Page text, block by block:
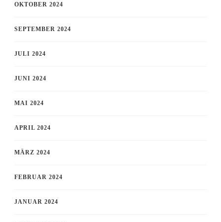
OKTOBER 2024
SEPTEMBER 2024
JULI 2024
JUNI 2024
MAI 2024
APRIL 2024
MÄRZ 2024
FEBRUAR 2024
JANUAR 2024